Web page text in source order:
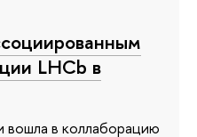
LHCb в
в коллаборацию